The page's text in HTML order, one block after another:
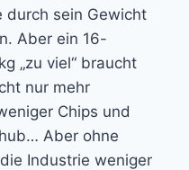
durch sein Gewicht
Aber ein 16-
„zu viel“ braucht
nur mehr
Chips und
Aber ohne
Industrie weniger